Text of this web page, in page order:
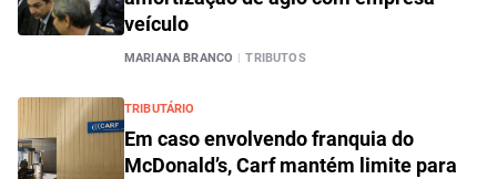
veículo
MARIANA BRANCO | TRIBUTOS
TRIBUTÁRIO
Em caso envolvendo franquia do
McDonald’s, Carf mantém limite para